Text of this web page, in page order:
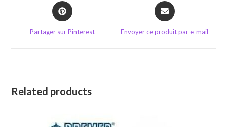
Opens
in
Partager sur Pinterest
Opens
in
new
Envoyer ce produit par e-mail
Related products